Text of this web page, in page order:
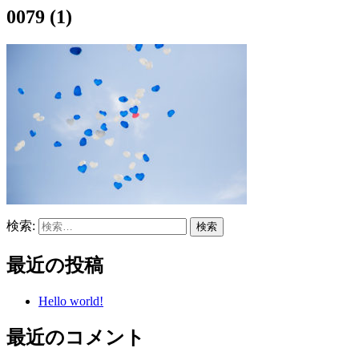
0079 (1)
検索:
最近の投稿
Hello world!
最近のコメント